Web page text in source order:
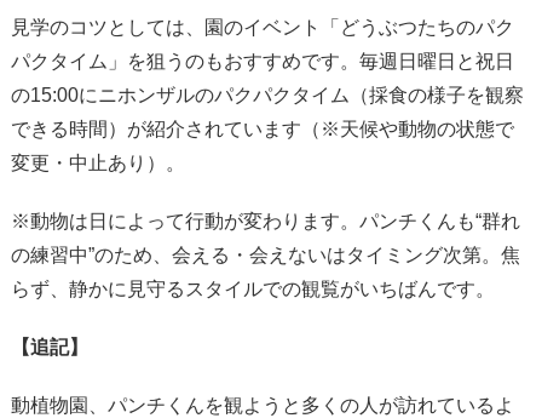
見学のコツとしては、園のイベント「どうぶつたちのパク
パクタイム」を狙うのもおすすめです。毎週日曜日と祝日
の15:00にニホンザルのパクパクタイム（採食の様子を観察
できる時間）が紹介されています（※天候や動物の状態で
変更・中止あり）。
※動物は日によって行動が変わります。パンチくんも“群れ
の練習中”のため、会える・会えないはタイミング次第。焦
らず、静かに見守るスタイルでの観覧がいちばんです。
【追記】
動植物園、パンチくんを観ようと多くの人が訪れているよ